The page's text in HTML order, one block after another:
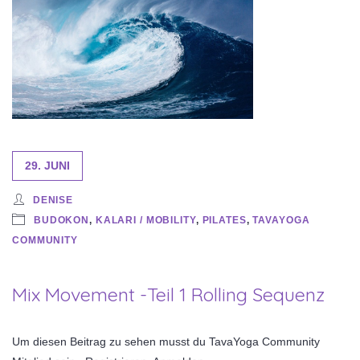
29. JUNI
DENISE
BUDOKON, KALARI / MOBILITY, PILATES,TAVAYOGA
COMMUNITY
Mix Movement -Teil 1 Rolling Sequenz
Um diesen Beitrag zu sehen musst du TavaYoga Community